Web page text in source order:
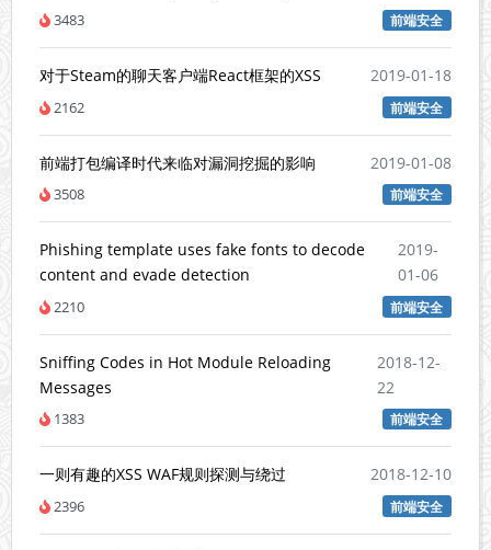
3483 前端安全
对于Steam的聊天客户端React框架的XSS 2019-01-18
2162 前端安全
前端打包编译时代来临对漏洞挖掘的影响 2019-01-08
3508 前端安全
Phishing template uses fake fonts to decode
content and evade detection
2019-
01-06
2210 前端安全
Sniffing Codes in Hot Module Reloading
Messages
2018-12-
22
1383 前端安全
一则有趣的XSS WAF规则探测与绕过 2018-12-10
2396 前端安全